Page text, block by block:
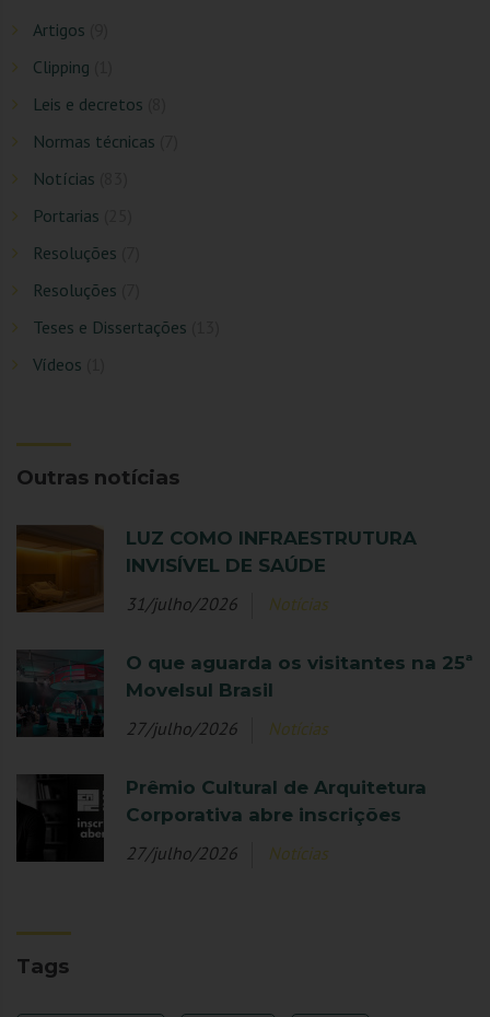
Artigos
Clipping
Leis e decretos
Normas técnicas
Notícias
Portarias
Resoluções
Resoluções
Teses e Dissertações
Vídeos
Outras notícias
LUZ COMO INFRAESTRUTURA
INVISÍVEL DE SAÚDE
31/julho/2026
Notícias
O que aguarda os visitantes na 25ª
Movelsul Brasil
27/julho/2026
Notícias
Prêmio Cultural de Arquitetura
Corporativa abre inscrições
27/julho/2026
Notícias
Tags